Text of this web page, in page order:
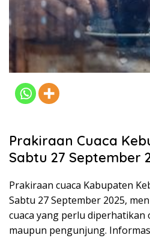
Prakiraan Cuaca
Sabtu 27 September
Prakiraan cuaca Kabupaten
Sabtu 27 September 2025,
cuaca yang perlu diperhatikan
maupun pengunjung.